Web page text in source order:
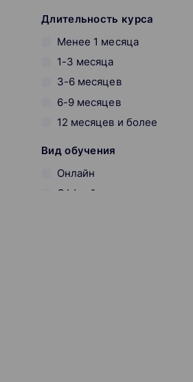
Длительность курса
Менее 1 месяца
1-3 месяца
3-6 месяцев
6-9 месяцев
12 месяцев и более
Вид обучения
Онлайн
Оффлайн